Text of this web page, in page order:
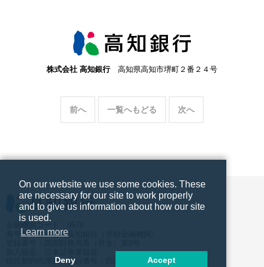
株式会社 高知銀行高知県高知市堺町２番２４号
前へ 一覧へもどる 次へ
商号等：株式会社高知銀行（登録金融機関）
信託契約代理業 登録番号：四国財務局長（代信）第10号
On our website we use some cookies. These
are necessary for our site to work properly
and to give us information about how our site
is used.
Learn more
Deny Accept